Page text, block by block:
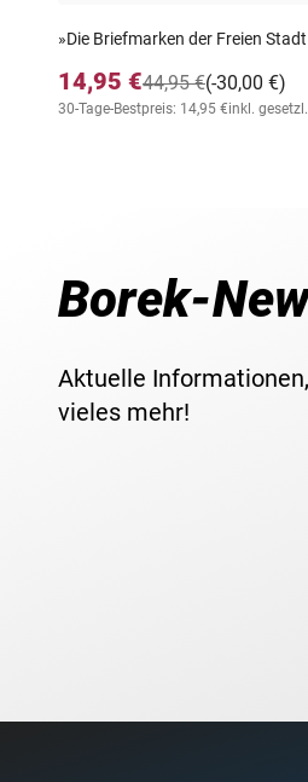
»Die Briefmarken der Freien
14,95 € (-30,00 €)
44,95 €
30-Tage-Bestpreis: 14,95 €inkl.
Borek-
Aktuelle
vieles mehr!